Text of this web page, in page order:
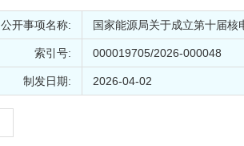
公开事项名称: 国家能源局关于成立第十届
索引号: 000019705/2026-000048
制发日期: 2026-04-02